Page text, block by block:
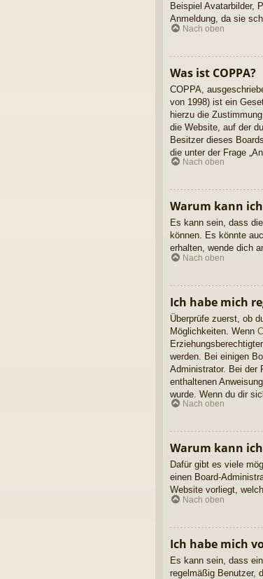
Beispiel Avatarbilder,
Anmeldung, da sie
Nach oben
Was ist COPPA?
COPPA,
von 1998) ist ein
hierzu die
die Website, auf der
Besitzer dieses
die unter der Frage
Nach oben
Warum kann
Es kann sein, dass
können. Es könnte
erhalten, wende dich
Nach oben
Ich habe mich
Überprüfe zuerst, ob
Möglichkeiten. Wenn
werden. Bei einigen
Administrator. Bei der
enthaltenen
wurde. Wenn du dir
Nach oben
Warum kann
Dafür gibt es viele
einen Board-
Website vorliegt,
Nach oben
Ich habe mich
Es kann sein, dass
regelmäßig Benutzer,